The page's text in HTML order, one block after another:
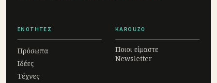
ΕΝΟΤΗΤΕΣ
Πρόσωπα
Ιδέες
Τέχνες
KAROUZO
Ποιοι είμαστε
Newsletter